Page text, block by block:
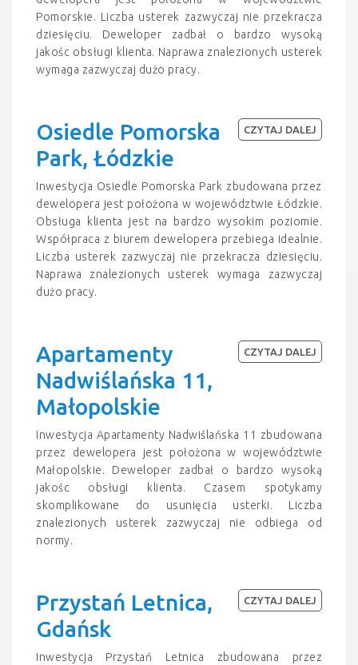
Pomorskie. Liczba usterek zazwyczaj nie przekracza
dziesięciu. Deweloper zadbał o bardzo wysoką
jakośc obsługi klienta. Naprawa znalezionych usterek
wymaga zazwyczaj dużo pracy.
Osiedle Pomorska
Park, Łódzkie
Inwestycja Osiedle Pomorska Park zbudowana przez
dewelopera jest położona w województwie Łódzkie.
Obsługa klienta jest na bardzo wysokim poziomie.
Współpraca z biurem dewelopera przebiega idealnie.
Liczba usterek zazwyczaj nie przekracza dziesięciu.
Naprawa znalezionych usterek wymaga zazwyczaj
dużo pracy.
CZYTAJ DALEJ
Apartamenty
Nadwiślańska 11,
Małopolskie
Inwestycja Apartamenty Nadwiślańska 11 zbudowana
przez dewelopera jest położona w województwie
Małopolskie. Deweloper zadbał o bardzo wysoką
jakośc obsługi klienta. Czasem spotykamy
skomplikowane do usunięcia usterki. Liczba
znalezionych usterek zazwyczaj nie odbiega od
normy.
CZYTAJ DALEJ
Przystań Letnica,
Gdańsk
Inwestycja Przystań Letnica zbudowana przez
CZYTAJ DALEJ